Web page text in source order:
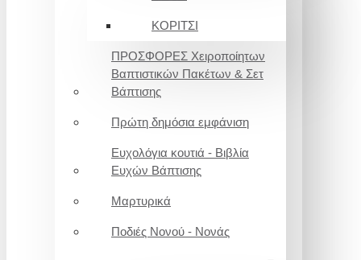
ΚΟΡΙΤΣΙ
ΠΡΟΣΦΟΡΕΣ Χειροποίητων
Βαπτιστικών Πακέτων & Σετ
Βάπτισης
Πρώτη δημόσια εμφάνιση
Ευχολόγια κουτιά - Βιβλία
Ευχών Βάπτισης
Μαρτυρικά
Ποδιές Νονού - Νονάς